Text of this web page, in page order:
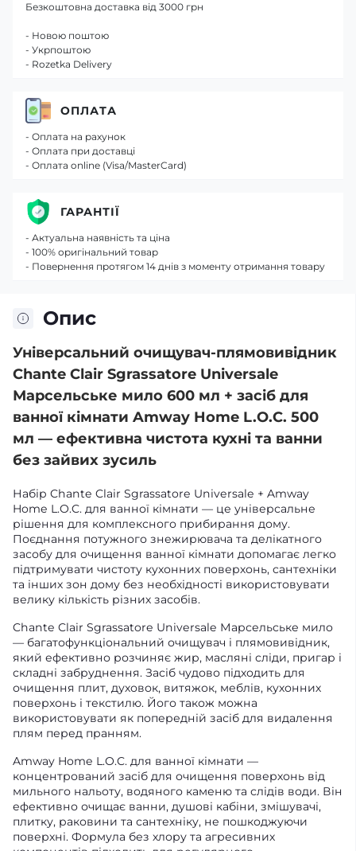
Опис
Універсальний очищувач-плямовивідник
Chante Clair Sgrassatore Universale
Марсельське мило 600 мл + засіб для
ванної кімнати Amway Home L.O.C. 500
мл — ефективна чистота кухні та ванни
без зайвих зусиль
Набір Chante Clair Sgrassatore Universale + Amway
Home L.O.C. для ванної кімнати — це універсальне
рішення для комплексного прибирання дому.
Поєднання потужного знежирювача та делікатного
засобу для очищення ванної кімнати допомагає легко
підтримувати чистоту кухонних поверхонь, сантехніки
та інших зон дому без необхідності використовувати
велику кількість різних засобів.
Chante Clair Sgrassatore Universale Марсельське мило
— багатофункціональний очищувач і плямовивідник,
який ефективно розчиняє жир, масляні сліди, пригар і
складні забруднення. Засіб чудово підходить для
очищення плит, духовок, витяжок, меблів, кухонних
поверхонь і текстилю. Його також можна
використовувати як попередній засіб для видалення
плям перед пранням.
Amway Home L.O.C. для ванної кімнати —
концентрований засіб для очищення поверхонь від
мильного нальоту, водяного каменю та слідів води. Він
ефективно очищає ванни, душові кабіни, змішувачі,
плитку, раковини та сантехніку, не пошкоджуючи
поверхні. Формула без хлору та агресивних
Безкоштовна доставка від 3000 грн
- Новою поштою
- Укрпоштою
- Rozetka Delivery
ОПЛАТА
- Оплата на рахунок
- Оплата при доставці
- Оплата online (Visa/MasterCard)
ГАРАНТІЇ
- Актуальна наявність та ціна
- 100% оригінальний товар
- Повернення протягом 14 днів з моменту отримання товару